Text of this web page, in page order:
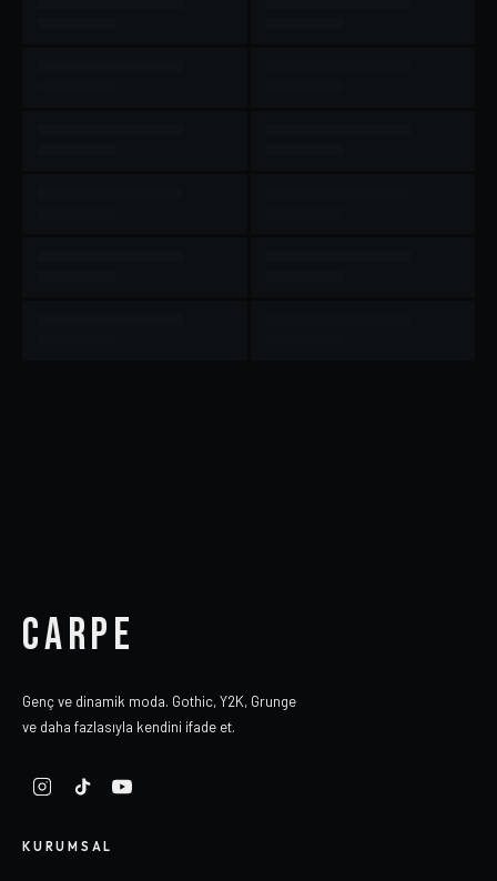
CARPE
Genç ve dinamik moda. Gothic, Y2K, Grunge
ve daha fazlasıyla kendini ifade et.
KURUMSAL